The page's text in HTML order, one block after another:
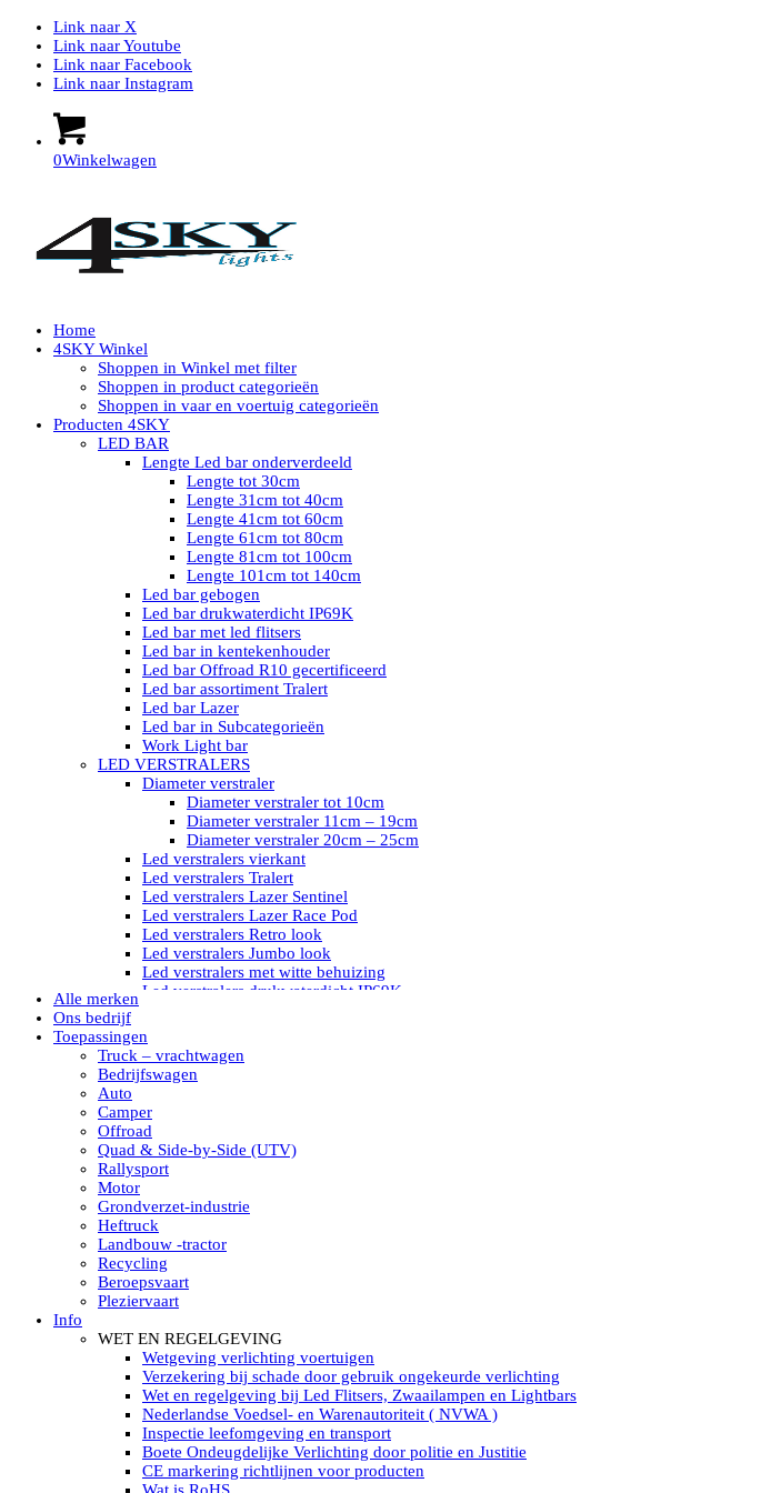
Link naar X
Link naar Youtube
Link naar Facebook
Link naar Instagram
0Winkelwagen
Home
4SKY Winkel
Shoppen in Winkel met filter
Shoppen in product categorieën
Shoppen in vaar en voertuig categorieën
Producten 4SKY
LED BAR
Lengte Led bar onderverdeeld
Lengte tot 30cm
Lengte 31cm tot 40cm
Lengte 41cm tot 60cm
Lengte 61cm tot 80cm
Lengte 81cm tot 100cm
Lengte 101cm tot 140cm
Led bar gebogen
Led bar drukwaterdicht IP69K
Led bar met led flitsers
Led bar in kentekenhouder
Led bar Offroad R10 gecertificeerd
Led bar assortiment Tralert
Led bar Lazer
Led bar in Subcategorieën
Work Light bar
LED VERSTRALERS
Diameter verstraler
Diameter verstraler tot 10cm
Diameter verstraler 11cm – 19cm
Diameter verstraler 20cm – 25cm
Led verstralers vierkant
Led verstralers Tralert
Led verstralers Lazer Sentinel
Led verstralers Lazer Race Pod
Led verstralers Retro look
Led verstralers Jumbo look
Led verstralers met witte behuizing
Led verstralers drukwaterdicht IP69K
LED WERKLAMPEN
Model werklamp
Led werklamp vierkant
Led werklamp ovaal
Led werklamp kleur wit
Combinatie LED werklampen
Led achteruitrijverlichting
Led onderbouw achteruitrijlamp
Led werklamp industrieel
Led veiligheidsverlichting
Led werklamp tractor
Led werklamp ADR
Led werklamp drukwaterdicht IP69K
Led werklampen assortiment Tralert
Led breedstralers Lazer
Led werklampen in Subcategorieën
LED WERKVERLICHTING
LED’s work werklamp met accu
LED’s work werklamp portable 220V
LED’s work werklamp Hybride
Led lichtslang 220 Volt
LED’s work werklamp met statief 220V
Alle merken
Ons bedrijf
Toepassingen
Truck – vrachtwagen
Bedrijfswagen
Auto
Camper
Offroad
Quad & Side-by-Side (UTV)
Rallysport
Motor
Grondverzet-industrie
Heftruck
Landbouw -tractor
Recycling
Beroepsvaart
Pleziervaart
Info
WET EN REGELGEVING
Wetgeving verlichting voertuigen
Verzekering bij schade door gebruik ongekeurde verlichting
Wet en regelgeving bij Led Flitsers, Zwaailampen en Lightbars
Nederlandse Voedsel- en Warenautoriteit ( NVWA )
Inspectie leefomgeving en transport
Boete Ondeugdelijke Verlichting door politie en Justitie
CE markering richtlijnen voor producten